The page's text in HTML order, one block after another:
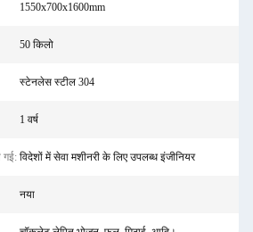
1550x700x1600mm
50 किलो
स्टेनलेस स्टील 304
1 वर्ष
गई: विदेशों में सेवा मशीनरी के लिए उपलब्ध इंजीनियर
नया